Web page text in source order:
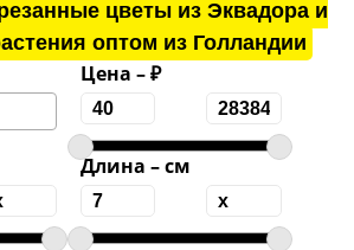
цветы из Эквадора и
оптом из Голландии
Цена – ₽
Длина – см